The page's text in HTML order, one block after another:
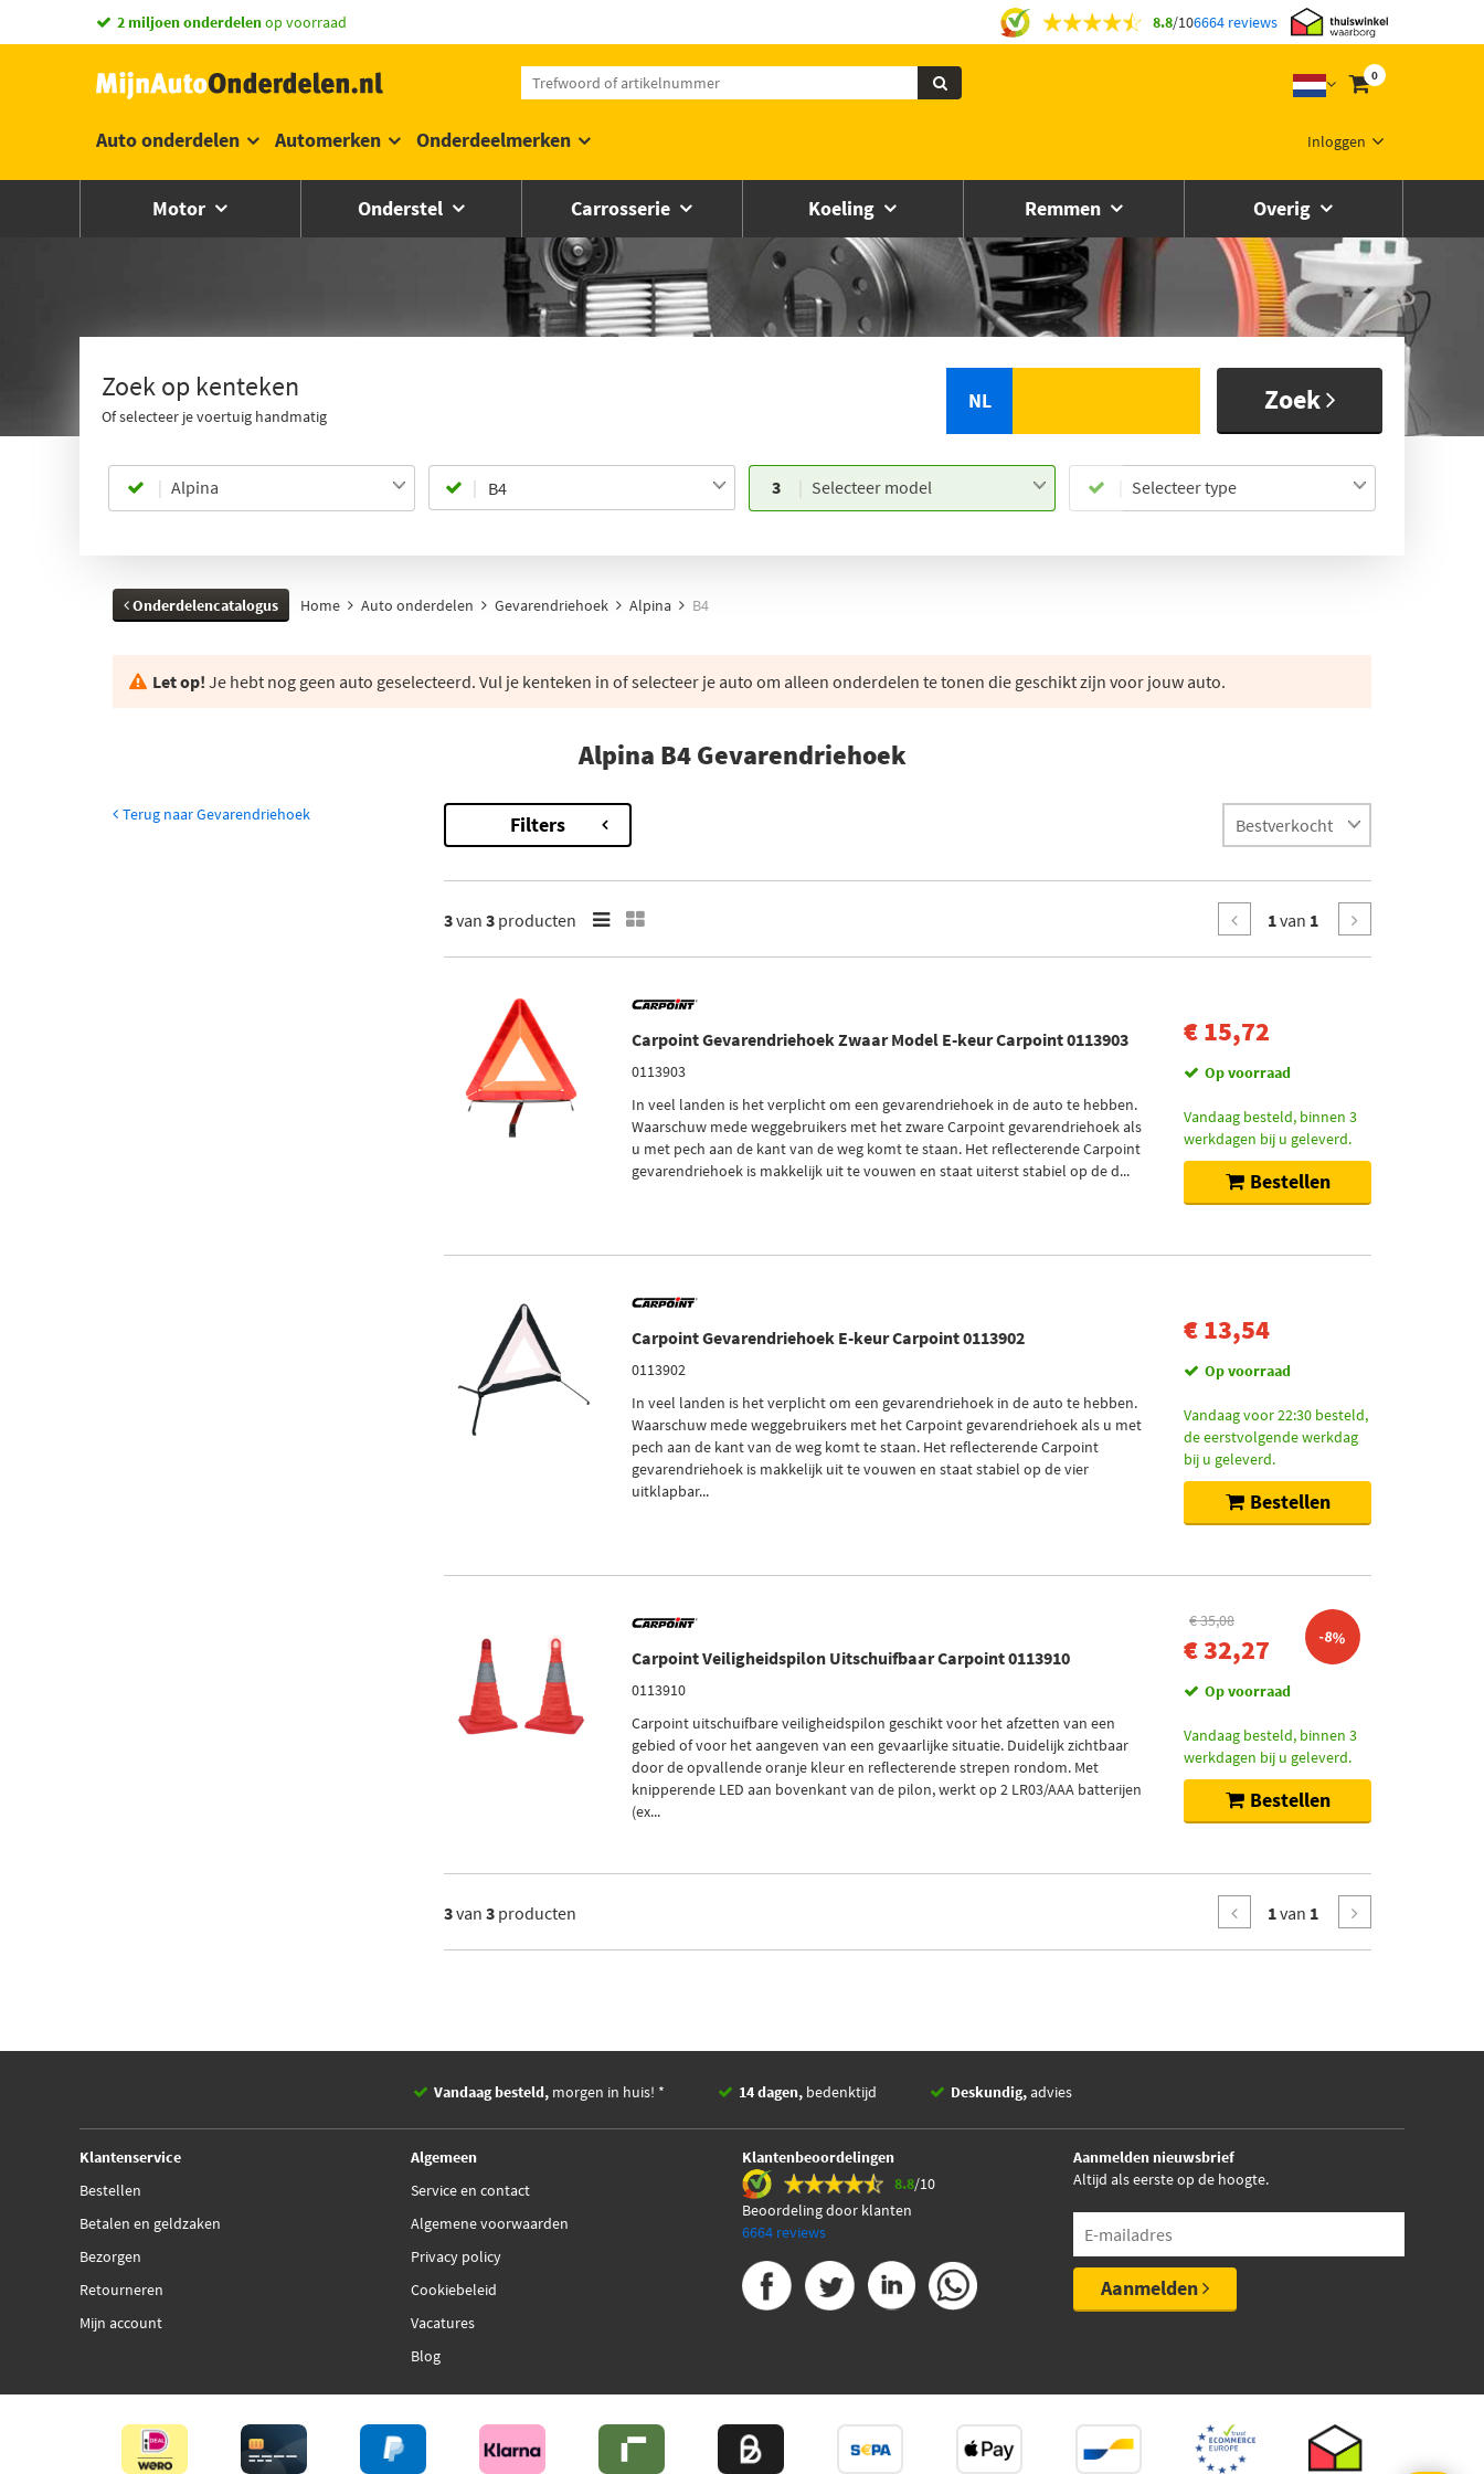
2 miljoen onderdelenop voorraad 8.8/106664 reviews
0
Inloggen
Auto onderdelen Automerken Onderdeelmerken
Motor Onderstel Carrosserie Koeling Remmen Overig
Zoek op kenteken
Of selecteer je voertuig handmatig
NL Zoek
Alpina 3 Selecteer model Selecteer type
Onderdelencatalogus Home Auto onderdelen Gevarendriehoek Alpina B4
Let op! Je hebt nog geen auto geselecteerd. Vul je kenteken in of selecteer je auto om alleen onderdelen te tonen die geschikt zijn voor jouw auto.
Alpina B4 Gevarendriehoek
Terug naar Gevarendriehoek Filters
3van 3 producten 1van 1
Carpoint Gevarendriehoek Zwaar Model E-keur Carpoint 0113903
0113903
In veel landen is het verplicht om een gevarendriehoek in de auto te hebben.
Waarschuw mede weggebruikers met het zware Carpoint gevarendriehoek als
u met pech aan de kant van de weg komt te staan. Het reflecterende Carpoint
gevarendriehoek is makkelijk uit te vouwen en staat uiterst stabiel op de d...
€ 15,72
Op voorraad
Vandaag besteld, binnen 3
werkdagen bij u geleverd.
Bestellen
Carpoint Gevarendriehoek E-keur Carpoint 0113902
0113902
In veel landen is het verplicht om een gevarendriehoek in de auto te hebben.
Waarschuw mede weggebruikers met het Carpoint gevarendriehoek als u met
pech aan de kant van de weg komt te staan. Het reflecterende Carpoint
gevarendriehoek is makkelijk uit te vouwen en staat stabiel op de vier
uitklapbar...
€ 13,54
Op voorraad
Vandaag voor 22:30 besteld,
de eerstvolgende werkdag
bij u geleverd.
Bestellen
Carpoint Veiligheidspilon Uitschuifbaar Carpoint 0113910
0113910
Carpoint uitschuifbare veiligheidspilon geschikt voor het afzetten van een
gebied of voor het aangeven van een gevaarlijke situatie. Duidelijk zichtbaar
door de opvallende oranje kleur en reflecterende strepen rondom. Met
knipperende LED aan bovenkant van de pilon, werkt op 2 LR03/AAA batterijen
(ex...
€ 35,08
€ 32,27 -8%
Op voorraad
Vandaag besteld, binnen 3
werkdagen bij u geleverd.
Bestellen
3van 3 producten 1van 1
Vandaag besteld, morgen in huis! * 14 dagen, bedenktijd Deskundig,advies
Klantenservice
Bestellen
Betalen en geldzaken
Bezorgen
Retourneren
Mijn account
Algemeen
Service en contact
Algemene voorwaarden
Privacy policy
Cookiebeleid
Vacatures
Blog
Klantenbeoordelingen
8.8/10
Beoordeling door klanten
6664 reviews
Aanmelden nieuwsbrief
Altijd als eerste op de hoogte.
Aanmelden